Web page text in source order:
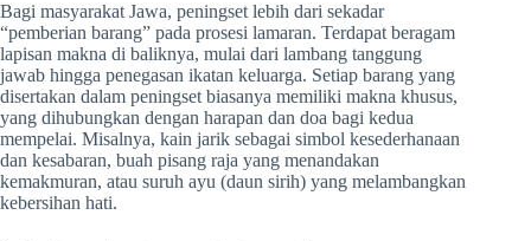
Bagi masyarakat Jawa, peningset lebih dari sekadar
“pemberian barang” pada prosesi lamaran. Terdapat beragam
lapisan makna di baliknya, mulai dari lambang tanggung
jawab hingga penegasan ikatan keluarga. Setiap barang yang
disertakan dalam peningset biasanya memiliki makna khusus,
yang dihubungkan dengan harapan dan doa bagi kedua
mempelai. Misalnya, kain jarik sebagai simbol kesederhanaan
dan kesabaran, buah pisang raja yang menandakan
kemakmuran, atau suruh ayu (daun sirih) yang melambangkan
kebersihan hati.